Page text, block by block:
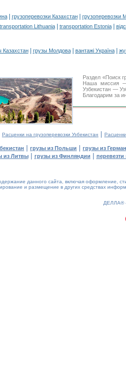
| грузоперевозки Казахстан|
грузоперевозки
transportation Lithuania| transportation Estonia|
Казахстан| грузы Молдова| вантажі Україна|
Раздел «Поиск
Наша миссия —
Узбекистан —
Благодарим за
Расценки на грузоперевозки Узбекистан |
| грузы из Польши | грузы из
из Литвы| грузы из Финляндии | перевезти
данного сайта, включая оформление,
и размещение в других средствах